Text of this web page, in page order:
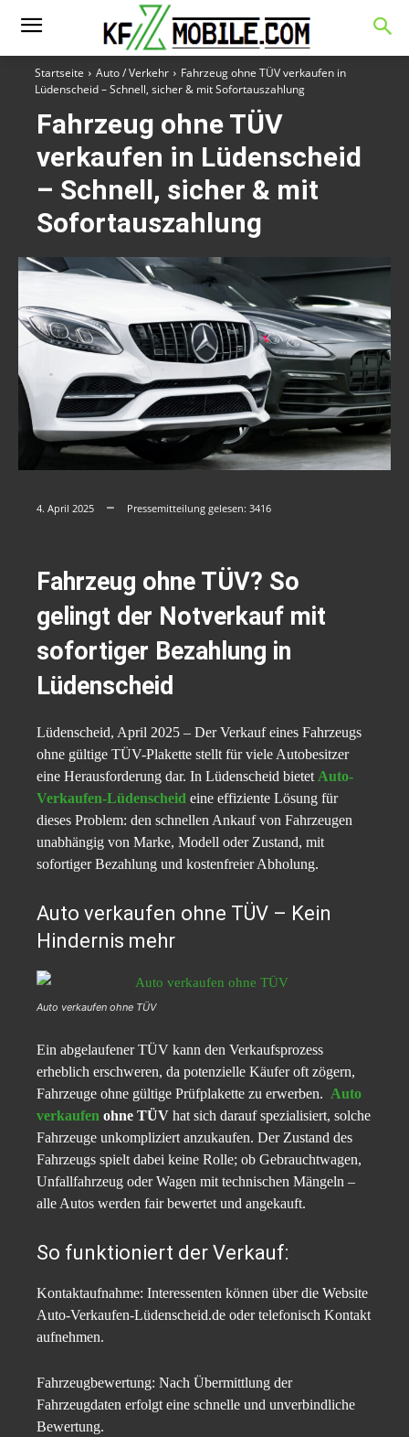
Startseite Auto / Verkehr
Fahrzeug ohne TÜV verkaufen in
Lüdenscheid – Schnell, sicher & mit Sofortauszahlung
Fahrzeug ohne TÜV
verkaufen in Lüdenscheid
– Schnell, sicher & mit
Sofortauszahlung
4. April 2025 Pressemitteilung gelesen: 3416
Fahrzeug ohne TÜV? So
gelingt der Notverkauf mit
sofortiger Bezahlung in
Lüdenscheid
Lüdenscheid, April 2025 – Der Verkauf eines Fahrzeugs
ohne gültige TÜV-Plakette stellt für viele Autobesitzer
eine Herausforderung dar. In Lüdenscheid bietet Auto-
Verkaufen-Lüdenscheid eine effiziente Lösung für
dieses Problem: den schnellen Ankauf von Fahrzeugen
unabhängig von Marke, Modell oder Zustand, mit
sofortiger Bezahlung und kostenfreier Abholung.​
Auto verkaufen ohne TÜV – Kein
Hindernis mehr
Auto verkaufen ohne TÜV
Ein abgelaufener TÜV kann den Verkaufsprozess
erheblich erschweren, da potenzielle Käufer oft zögern,
Fahrzeuge ohne gültige Prüfplakette zu erwerben. Auto
verkaufen ohne TÜV hat sich darauf spezialisiert, solche
Fahrzeuge unkompliziert anzukaufen. Der Zustand des
Fahrzeugs spielt dabei keine Rolle; ob Gebrauchtwagen,
Unfallfahrzeug oder Wagen mit technischen Mängeln –
alle Autos werden fair bewertet und angekauft.​
So funktioniert der Verkauf:
Kontaktaufnahme: Interessenten können über die Website
Auto-Verkaufen-Lüdenscheid.de oder telefonisch Kontakt
aufnehmen.​
Fahrzeugbewertung: Nach Übermittlung der
Fahrzeugdaten erfolgt eine schnelle und unverbindliche
Bewertung.​